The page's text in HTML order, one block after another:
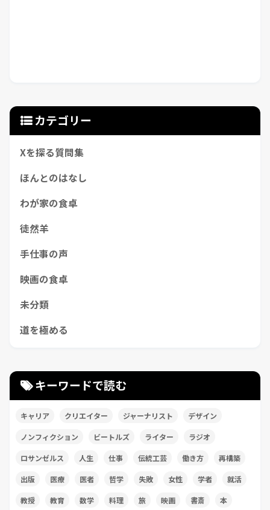
カテゴリー
Xを探る質問集
ほんとのはなし
わが家の食卓
徒然羊
手仕事の声
映画の食卓
未分類
道を極める
キーワードで読む
キャリア クリエイター ジャーナリスト デザイン
ノンフィクション ビートルズ ライター ラジオ
ロサンゼルス 人生 仕事 伝統工芸 働き方 再構築
出版 医療 医者 哲学 失敗 女性 学者 就活
教授 教育 数学 料理 旅 映画 書斎 本